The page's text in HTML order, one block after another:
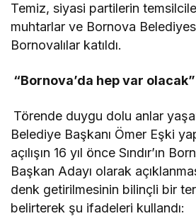
Temiz, siyasi partilerin
muhtarlar ve Bornova
Bornovalılar katıldı.
“Bornova’da hep var olacak”
Törende duygu dolu anlar
Belediye Başkanı Ömer Eşki
açılışın 16 yıl önce Sındır’ın
Başkan Adayı olarak
denk getirilmesinin bilinçli bir
belirterek şu ifadeleri kullandı: